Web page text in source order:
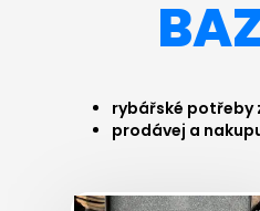
rybářské potřeby
prodávej a